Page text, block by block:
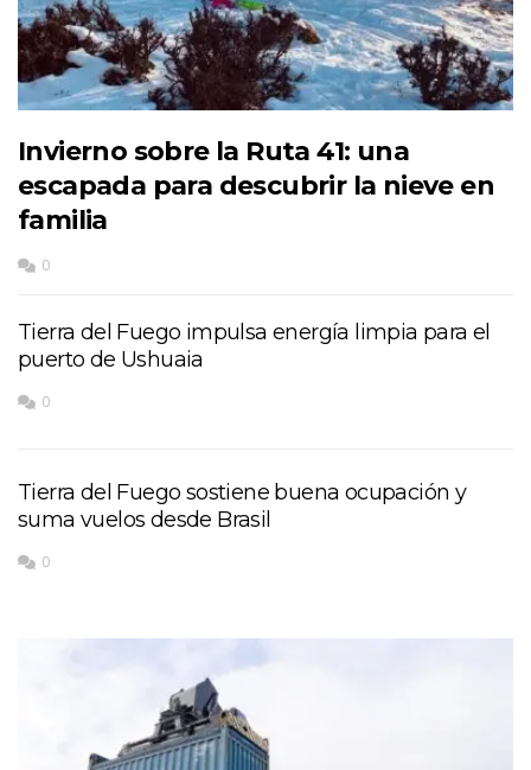
Invierno sobre la Ruta 41: una
escapada para descubrir la nieve en
familia
0
Tierra del Fuego impulsa energía limpia para el
puerto de Ushuaia
0
Tierra del Fuego sostiene buena ocupación y
suma vuelos desde Brasil
0